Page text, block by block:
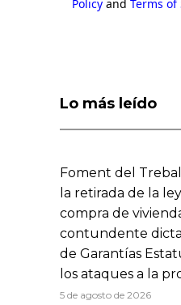
Policy and Terms of
Lo más leído
Foment del
la retirada de la
compra de
contundente
de Garantías
los ataques a la
5 de agosto de 2026